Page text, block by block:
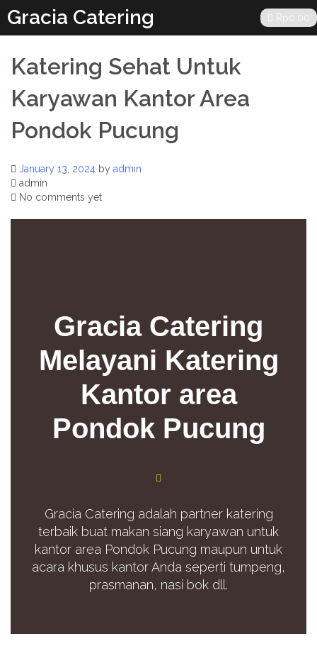
to
content
Gracia Catering Rp0.00
Katering Sehat Untuk
Karyawan Kantor Area
Pondok Pucung
January 13, 2024 by admin
admin
No comments yet
Gracia Catering
Melayani Katering
Kantor area
Pondok Pucung
Gracia Catering adalah partner katering
terbaik buat makan siang karyawan untuk
kantor area Pondok Pucung maupun untuk
acara khusus kantor Anda seperti tumpeng,
prasmanan, nasi bok dll.